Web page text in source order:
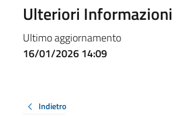
Ulteriori Informazioni
Ultimo aggiornamento
16/01/2026 14:09
Indietro